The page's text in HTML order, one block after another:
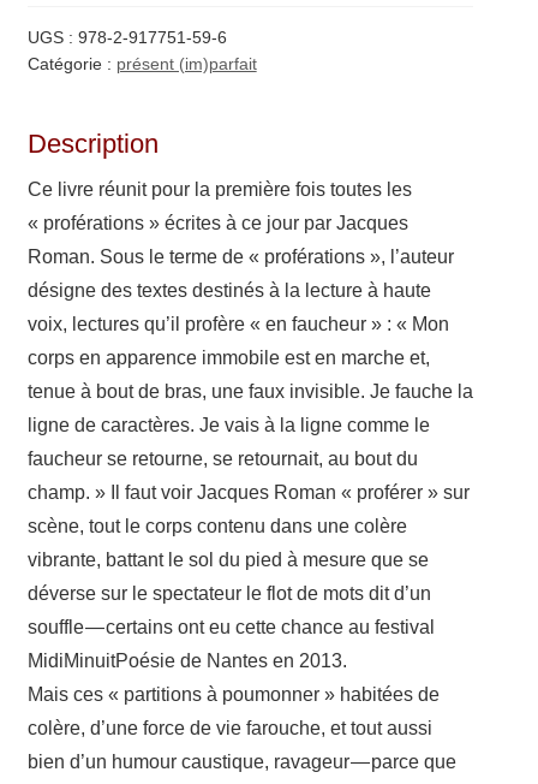
UGS : 978-2-917751-59-6
Catégorie : présent (im)parfait
Description
Ce livre réunit pour la première fois toutes les
« profé­ra­tions » écrites à ce jour par Jacques
Roman. Sous le terme de « profé­ra­tions », l’auteur
désigne des textes desti­nés à la lecture à haute
voix, lectures qu’il profère « en faucheur » : « Mon
corps en appa­rence immo­bile est en marche et,
tenue à bout de bras, une faux invi­sible. Je fauche la
ligne de carac­tères. Je vais à la ligne comme le
faucheur se retourne, se retour­nait, au bout du
champ. » Il faut voir Jacques Roman « profé­rer » sur
scène, tout le corps contenu dans une colère
vibrante, battant le sol du pied à mesure que se
déverse sur le spec­ta­teur le flot de mots dit d’un
souffle — certains ont eu cette chance au festi­val
Midi­Mi­nuit­Poé­sie de Nantes en 2013.
Mais ces « parti­tions à poumon­ner » habi­tées de
colère, d’une force de vie farouche, et tout aussi
bien d’un humour caus­tique, rava­geur — parce que